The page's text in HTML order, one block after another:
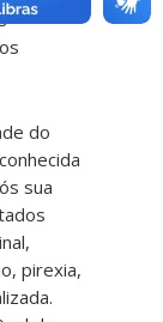
do
sua
pirexia,